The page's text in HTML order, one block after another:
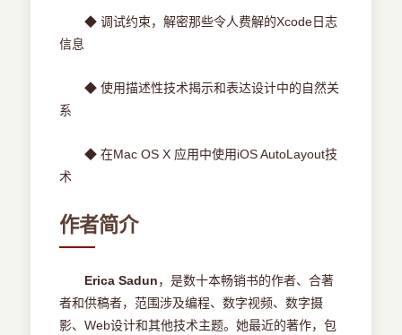
◆ 调试约束，解密那些令人费解的Xcode日志
信息
◆ 使用描述性技术揭示和表达设计中的自然关
系
◆ 在Mac OS X 应用中使用iOS AutoLayout技
术
作者简介
Erica Sadun，是数十本畅销书的作者、合著
者和供稿者，范围涉及编程、数字视频、数字摄
影、Web设计和其他技术主题。她最近的著作，包